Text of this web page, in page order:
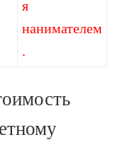
я
нанимателем
.